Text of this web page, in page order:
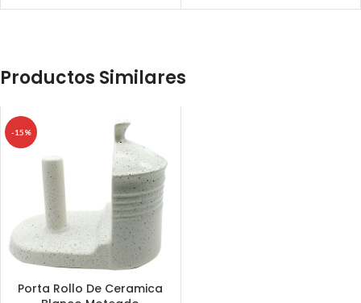
Productos Similares
-15%
Porta Rollo De Ceramica